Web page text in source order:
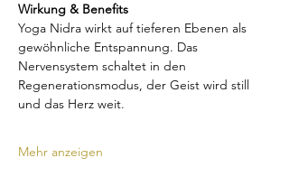
Wirkung & Benefits
Yoga Nidra wirkt auf tieferen Ebenen als
gewöhnliche Entspannung. Das
Nervensystem schaltet in den
Regenerationsmodus, der Geist wird still
und das Herz weit.
Mehr anzeigen